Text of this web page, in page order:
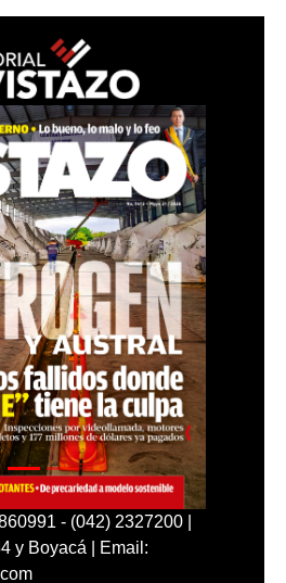
- (042) 2327200 |
y Boyacá | Email: